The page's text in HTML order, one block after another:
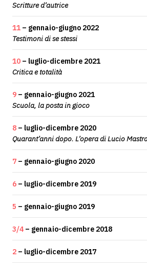
Scritture d’autrice
11 – gennaio-giugno 2022
Testimoni di se stessi
10 – luglio-dicembre 2021
Critica e totalità
9 – gennaio-giugno 2021
Scuola, la posta in gioco
8 – luglio-dicembre 2020
Quarant’anni dopo. L’opera di Lucio
7 – gennaio-giugno 2020
6 – luglio-dicembre 2019
5 – gennaio-giugno 2019
3/4 – gennaio-dicembre 2018
2 – luglio-dicembre 2017